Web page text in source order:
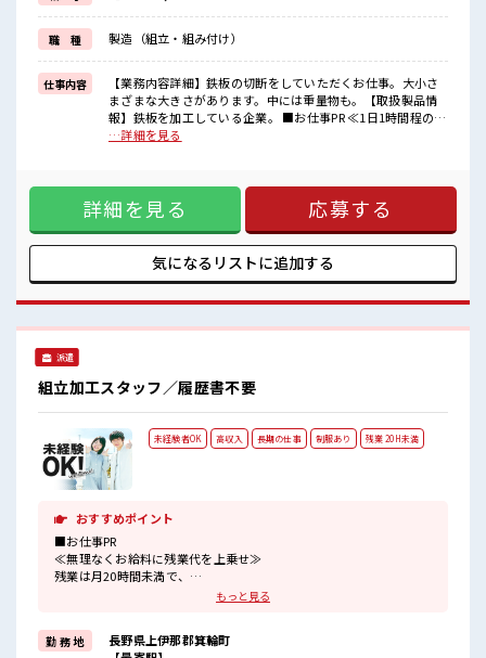
イチからスキルUP・ステップUP目指していきましょう！
≪様々なお仕事をご提案≫
一人で悩まず気軽に相談できる、
派遣のお仕事です！
■職場の雰囲気
一息つける休憩スペースもあります！
ロッカーあり！
職 種 製造（組立・組み付け）
仕事内容
【業務内容詳細】鉄板の切断をしていただくお仕事。大小さ
まざまな大きさがあります。中には重量物も。【取扱製品情
報】鉄板を加工している企業。 ■お仕事PR ≪1日1時間程の残
業で収入アップ≫ 残業は月20時間未満で、 ほどよく稼げます
は不安だけど、 しっかり働く環境が整っています！ イチから
スキルUP・ステップUP目指していきましょう！ ≪様々なお
仕事をご提案≫ 一人で悩まず気軽に相談できる、 派遣のお仕
事です！ ■職場の雰囲気 一息つける休憩スペースもありま
す！ ロッカーあり！ 安心してお仕事に集中♪ 残業も1日1H程
度あるので給料の上乗せも期待できそう！
…詳細を見る
詳細を見る 応募する
気になるリストに追加する
派遣
組立加工スタッフ／履歴書不要
未経験者OK 高収入 長期の仕事 制服あり 残業 20H未満
おすすめポイント
■お仕事PR
≪無理なくお給料に残業代を上乗せ≫
残業は月20時間未満で、
制服があるので、
毎日の服装の悩み解消♪
もっと見る
勤 務 地
長野県上伊那郡箕輪町